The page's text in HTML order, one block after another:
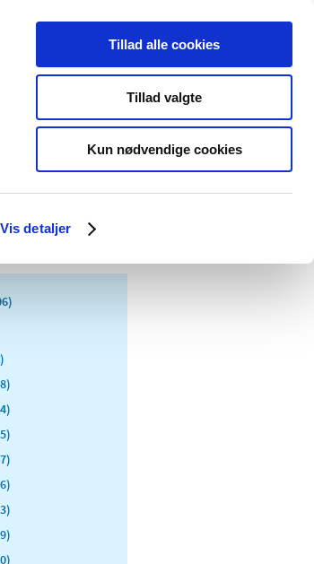
Vis detaljer
Tillad alle cookies
Tillad valgte
Kun nødvendige cookies
Særlige
produktområder